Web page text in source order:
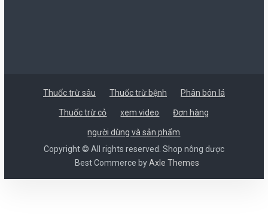
Thuốc trừ sâu Thuốc trừ bệnh Phân bón lá
Thuốc trừ cỏ xem video Đơn hàng
người dùng và sản phẩm
Copyright © All rights reserved. Shop nông dược
Best Commerce byAxle Themes